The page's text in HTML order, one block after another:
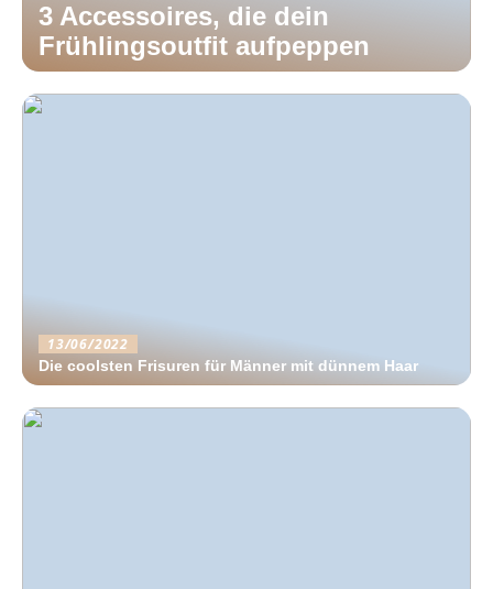
3 Accessoires, die dein
Frühlingsoutfit aufpeppen
13/06/2022
Die coolsten Frisuren für Männer mit dünnem Haar